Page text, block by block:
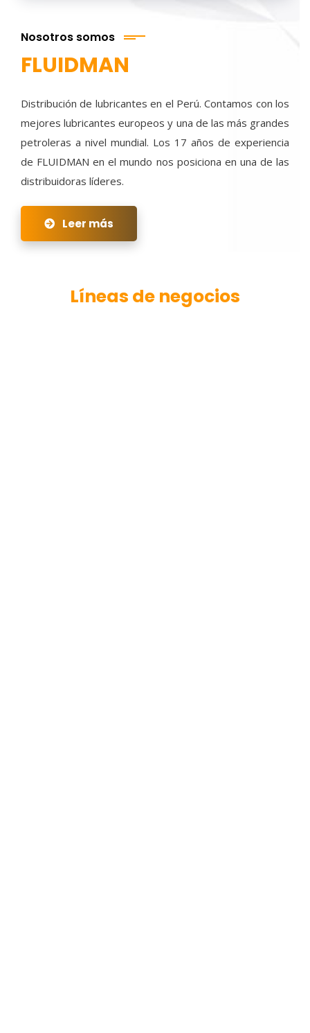
Nosotros somos
FLUIDMAN
Distribución de lubricantes en el Perú. Contamos con los
mejores lubricantes europeos y una de las más grandes
petroleras a nivel mundial. Los 17 años de experiencia
de FLUIDMAN en el mundo nos posiciona en una de las
distribuidoras líderes.
Leer más
Líneas de negocios